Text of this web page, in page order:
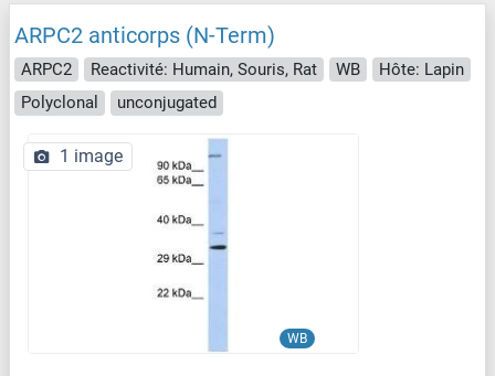
ARPC2 anticorps (N-Term)
ARPC2 Reactivité: Humain, Souris, Rat WB
Hôte: Lapin
Polyclonal
unconjugated
WB
1 image